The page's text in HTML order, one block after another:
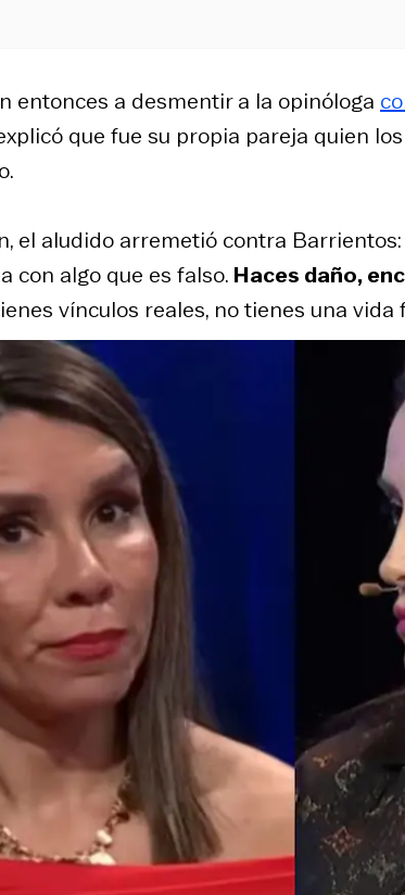
entonces a desmentir a la opinóloga
que fue su propia pareja quien
el aludido arremetió contra
con algo que es falso. Haces daño,
vínculos reales, no tienes una vida